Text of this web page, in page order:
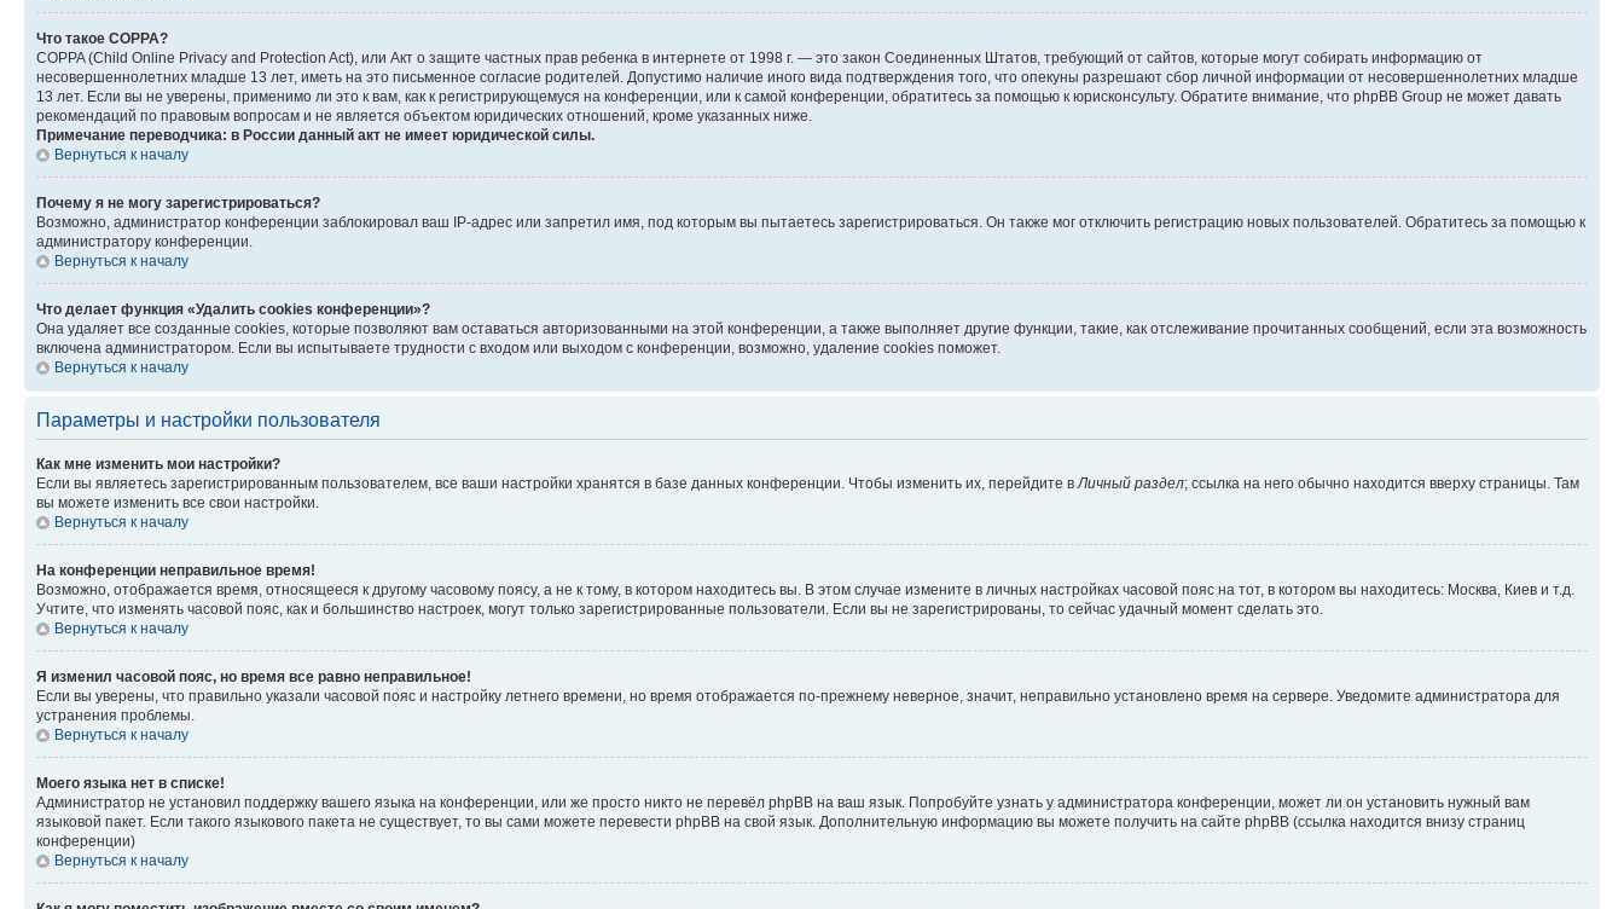
Что такое COPPA?
COPPA (Child Online Privacy and Protection Act), или Акт о защите частных прав ребенка в интернете от 1998 г. — это закон Соединенных Штатов, требующий от сайтов, которые могут собирать информацию от
несовершеннолетних младше 13 лет, иметь на это письменное согласие родителей. Допустимо наличие иного вида подтверждения того, что опекуны разрешают сбор личной информации от несовершеннолетних младше
13 лет. Если вы не уверены, применимо ли это к вам, как к регистрирующемуся на конференции, или к самой конференции, обратитесь за помощью к юрисконсульту. Обратите внимание, что phpBB Group не может давать
рекомендаций по правовым вопросам и не является объектом юридических отношений, кроме указанных ниже.
Примечание переводчика: в России данный акт не имеет юридической силы.
Вернуться к началу
Почему я не могу зарегистрироваться?
Возможно, администратор конференции заблокировал ваш IP-адрес или запретил имя, под которым вы пытаетесь зарегистрироваться. Он также мог отключить регистрацию новых пользователей. Обратитесь за помощью к
администратору конференции.
Вернуться к началу
Что делает функция «Удалить cookies конференции»?
Она удаляет все созданные cookies, которые позволяют вам оставаться авторизованными на этой конференции, а также выполняет другие функции, такие, как отслеживание прочитанных сообщений, если эта возможность
включена администратором. Если вы испытываете трудности с входом или выходом с конференции, возможно, удаление cookies поможет.
Вернуться к началу
Параметры и настройки пользователя
Как мне изменить мои настройки?
Если вы являетесь зарегистрированным пользователем, все ваши настройки хранятся в базе данных конференции. Чтобы изменить их, перейдите в Личный раздел; ссылка на него обычно находится вверху страницы. Там
вы можете изменить все свои настройки.
Вернуться к началу
На конференции неправильное время!
Возможно, отображается время, относящееся к другому часовому поясу, а не к тому, в котором находитесь вы. В этом случае измените в личных настройках часовой пояс на тот, в котором вы находитесь: Москва, Киев и т.д.
Учтите, что изменять часовой пояс, как и большинство настроек, могут только зарегистрированные пользователи. Если вы не зарегистрированы, то сейчас удачный момент сделать это.
Вернуться к началу
Я изменил часовой пояс, но время все равно неправильное!
Если вы уверены, что правильно указали часовой пояс и настройку летнего времени, но время отображается по-прежнему неверное, значит, неправильно установлено время на сервере. Уведомите администратора для
устранения проблемы.
Вернуться к началу
Моего языка нет в списке!
Администратор не установил поддержку вашего языка на конференции, или же просто никто не перевёл phpBB на ваш язык. Попробуйте узнать у администратора конференции, может ли он установить нужный вам
языковой пакет. Если такого языкового пакета не существует, то вы сами можете перевести phpBB на свой язык. Дополнительную информацию вы можете получить на сайте phpBB (ссылка находится внизу страниц
конференции)
Вернуться к началу